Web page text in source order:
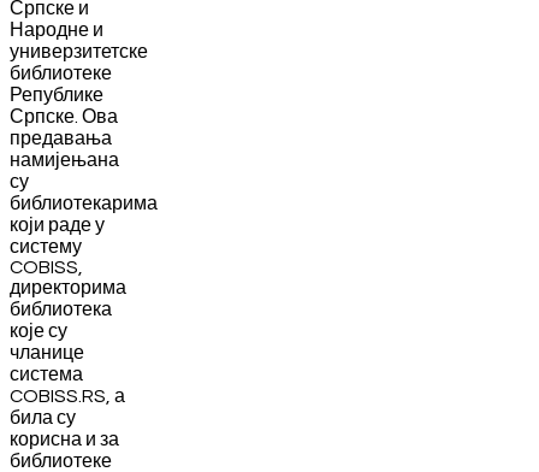
Српске и
Народне и
универзитетске
библиотеке
Републике
Српске. Ова
предавања
намијењана
су
библиотекарима
који раде у
систему
COBISS,
директорима
библиотека
које су
чланице
система
COBISS.RS, а
била су
корисна и за
библиотеке